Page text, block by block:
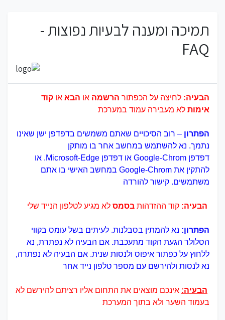
תמיכה ומענה לבעיות נפוצות -
FAQ
הבעיה: לחיצה על הכפתור הרשמה או הבא או קוד
אימות לא מעבירה עמוד במערכת
הפתרון – רוב הסיכויים שאתם משמשים בדפדפן ישן שאינו
נתמך. נא להשתמש במחשב אחר בו מותקן
דפדפן Google-Chrom או דפדפן Microsoft-Edge. או
להתקין את Google-Chrom במחשב האישי בו אתם
משתמשים. קישור להורדה
הבעיה: קוד ההזדהות בסמס לא מגיע לטלפון הנייד שלי
הפתרון: נא להמתין בסבלנות. לעיתים בשל עומס בקווי
הסלולר הגעת הקוד מתעכבת. אם הבעיה לא נפתרת, נא
ללחוץ על כפתור איפוס ולנסות שנית. אם הבעיה לא נפתרה,
נא לנסות ולהירשם עם מספר טלפון נייד אחר
הבעיה: אינכם מוצאים את התחום אליו רציתם להירשם לא
בעמוד השער ולא בתוך המערכת